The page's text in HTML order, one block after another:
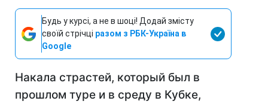
Будь у курсі, а не в шоці! Додай змісту
своїй стрічці разом з РБК-Україна в
Google
Накала страстей, который был в
прошлом туре и в среду в Кубке,